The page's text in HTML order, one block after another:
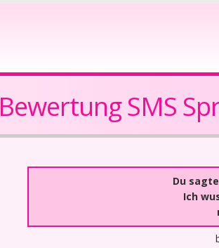
Bewertung SMS
Du
Ich